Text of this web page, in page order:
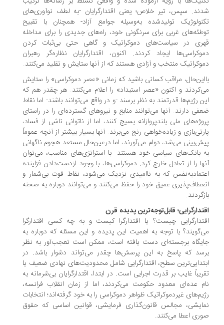
شدند. سپس، تیر خلاص؛ یعنی اقتدارگرایان -به لطف نوآوری‌های
تکنولوژیک تولیدشده به‌وسیله جوامع آزاد- همچنان با تقبیح
توطئه‌های غربی برای سرنگونی خود، راه‌های جدیدی را برای مداخله
قهری در سیاست‌های دموکراتیک و گاهی حتی بی‌ثبات کردن
دموکراسی‌ها ایجاد کردند. اکنون، اقتدارگرایان نظاره‌گر رهبران
دموکراتیک منتخب و آزادی هستند که از آنها ستایش و تقلید می‌کنند.
بااین‌حال، مراقب کسانی باشید که زمانی «عصر دموکراسی» را ستایش
می‌کردند و اکنون «عصر استبداد» را اعلام می‌کنند. هر چقدر هم که
این رژیم‌ها قدرتمند به نظر برسند -و در واقع می‌توانند باشند- اما نقاط
ضعفی دارند. آنها می‌توانند منابع و نیروهای گسترده‌ای را در راستای
پروژه‌های ملی بلندپروازانه بسیج کنند، اما از ناتوانی ناشی از فساد،
پارتی‌بازی و زیاده‌خواهی رنج می‌برند. آنها بسیار بیشتر از آنچه عموماً
پیش‌بینی می‌شد، دوام می‌آورند، اما درعین‌حال مستعد هجوم ناگهانی
به بانک‌های سیاسی خود هستند. با استراتژی‌های مناسب، می‌توان
آنها را از تعادل خارج کرد. دموکراسی‌ها، با وجود ازدست‌دادن فزاینده
اعتمادبه‌نفس که به ناامیدی نزدیک می‌شود، نقاط قوت بی‌شمار و
انعطاف‌پذیری عمیق خود را حفظ می‌کنند و می‌توانند دوباره به صحنه
بازگردند.
اقتدارگرایی؛ قابل‌توجه‌ترین پدیده قرن
اقتدارگرایی چیست؟ یا اقتدارگرا کیست و به چه کسی اقتدارگرا
می‌گویند؟ با توجه ‌به اهمیت این پدیده و این مسئله که دوباره به
جایگاه برجسته‌ای دست یافته است، ممکن است تعجب‌آور به نظر
برسد که پاسخ به این پرسش‌ها چقدر می‌تواند دشوار باشد. در
ابتدایی‌ترین سطح، اقتدارگرایی شامل محدودیت‌های نهادی ضعیف یا
تقریباً غایب بر قدرت اجرایی است. در ابتدا، اقتدارگرایان بی‌شرمانه به
نام عده‌ای معدود حکومت می‌کردند، اما از زمان انقلاب فرانسه،
رژیم‌های غیردموکراتیک ظواهر دموکراسی را به خود گرفته‌اند؛ انتخابات
نمایشی، مجالس قانون‌گذاری فرمایشی، قوانین اساسی که حقوق
صوری اعطا می‌کنند.